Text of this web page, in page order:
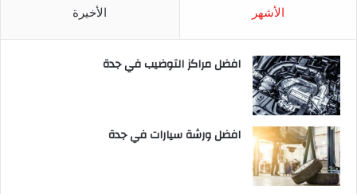
الأشهر الأخيرة
افضل مراكز التوضيب في جدة
افضل ورشة سيارات في جدة